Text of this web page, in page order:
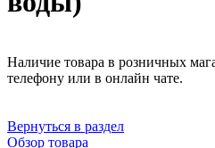
Наличие товара в розничных
телефону или в онлайн чате.
Вернуться в раздел
Обзор товара